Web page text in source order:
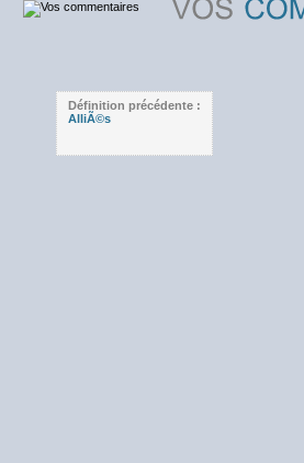
Définition précédente :
AlliÃ©s